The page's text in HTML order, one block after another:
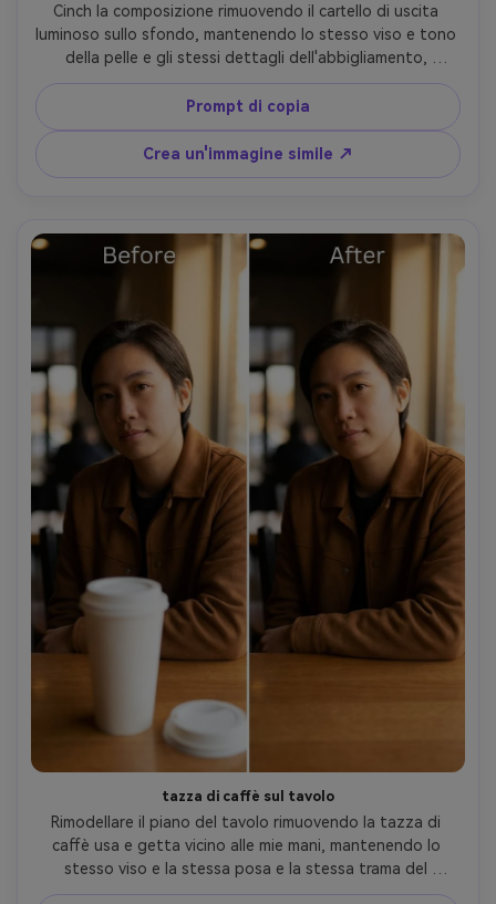
Cinch la composizione rimuovendo il cartello di uscita
luminoso sullo sfondo, mantenendo lo stesso viso e tono
della pelle e gli stessi dettagli dell'abbigliamento,
preservando la trama della parete e l'illuminazione
originale in modo che la stanza sembra ancora autentica-
-ar 4:5
Prompt di copia
Crea un'immagine simile ↗
tazza di caffè sul tavolo
Rimodellare il piano del tavolo rimuovendo la tazza di
caffè usa e getta vicino alle mie mani, mantenendo lo
stesso viso e la stessa posa e la stessa trama del
tessuto dell'abito, preservando il grano del tavolo e i